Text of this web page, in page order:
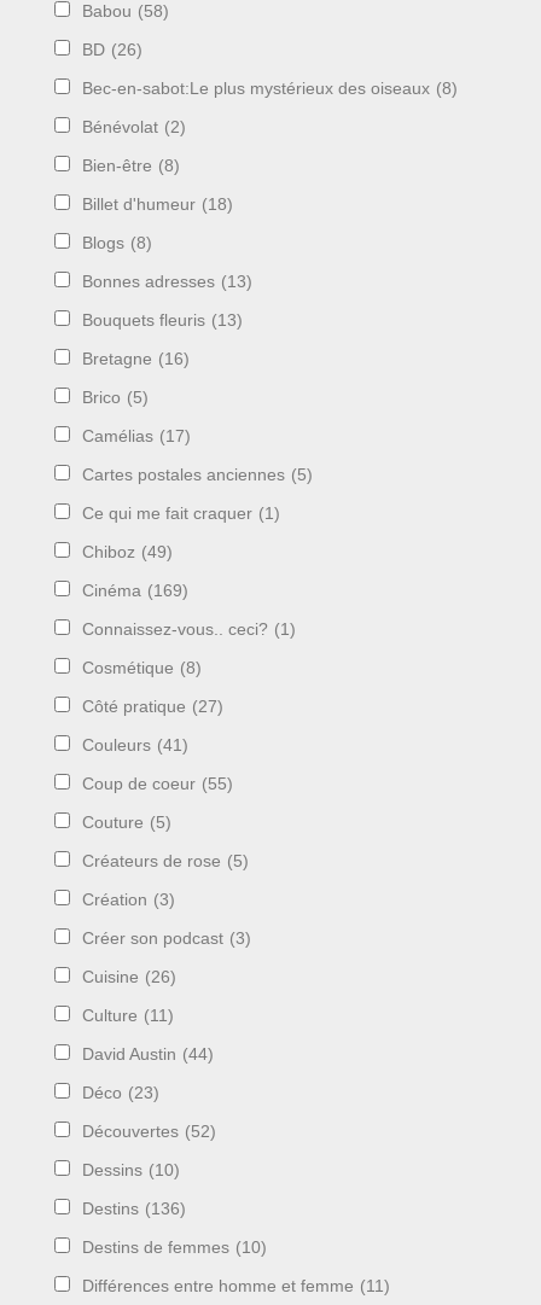
Babou (58)
BD (26)
Bec-en-sabot:Le plus mystérieux des oiseaux (8)
Bénévolat (2)
Bien-être (8)
Billet d'humeur (18)
Blogs (8)
Bonnes adresses (13)
Bouquets fleuris (13)
Bretagne (16)
Brico (5)
Camélias (17)
Cartes postales anciennes (5)
Ce qui me fait craquer (1)
Chiboz (49)
Cinéma (169)
Connaissez-vous.. ceci? (1)
Cosmétique (8)
Côté pratique (27)
Couleurs (41)
Coup de coeur (55)
Couture (5)
Créateurs de rose (5)
Création (3)
Créer son podcast (3)
Cuisine (26)
Culture (11)
David Austin (44)
Déco (23)
Découvertes (52)
Dessins (10)
Destins (136)
Destins de femmes (10)
Différences entre homme et femme (11)